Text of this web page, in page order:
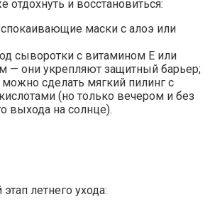
отдохнуть и восстановиться:
маски с алоэ или
сыворотки с витамином E или
— они укрепляют защитный барьер;
сделать мягкий пилинг с
(но только вечером и без
выхода на солнце).
летнего ухода: